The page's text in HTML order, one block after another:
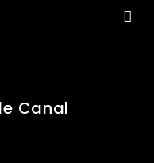
Canal